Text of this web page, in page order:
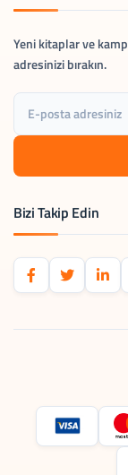
Yeni kitaplar ve
adresinizi bırakın.
Bizi Takip Edin